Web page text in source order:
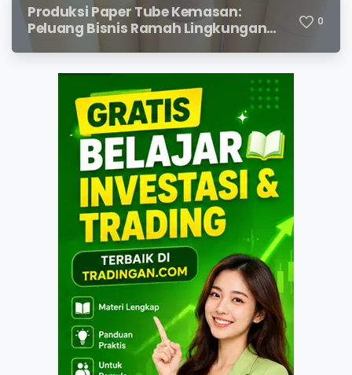
Produksi Paper Tube Kemasan:
Peluang Bisnis Ramah Lingkungan
0